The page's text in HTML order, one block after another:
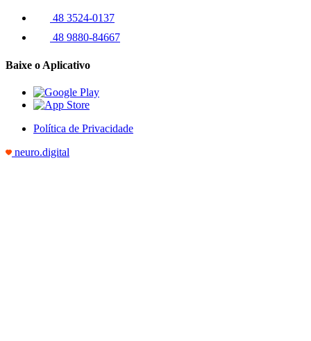
48 3524-0137
48 9880-84667
Baixe o Aplicativo
Política de Privacidade
neuro.digital